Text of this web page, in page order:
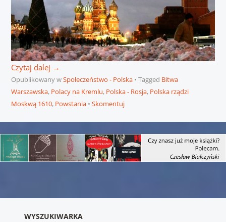
Czytaj dalej →
Opublikowany wSpołeczeństwo - Polska Tagged Bitwa
Warszawska, Polacy na Kremlu, Polska - Rosja, Polska rządzi
Moskwą 1610, Powstania Skomentuj
WYSZUKIWARKA